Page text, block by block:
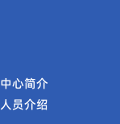
心简介
员介绍